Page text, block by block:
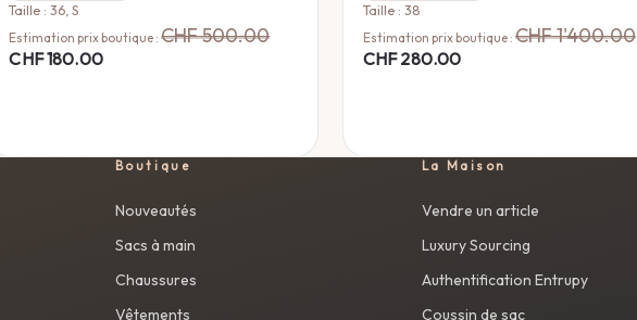
Taille : 36, S
Estimation prix boutique :CHF500.00
CHF180.00
Taille : 38
Estimation prix boutique :CHF1'400.00
CHF280.00
Boutique
Nouveautés
Sacs à main
Chaussures
Vêtements
La Maison
Vendre un article
Luxury Sourcing
Authentification Entrupy
Coussin de sac